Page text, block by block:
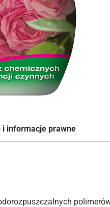
i informacje prawne